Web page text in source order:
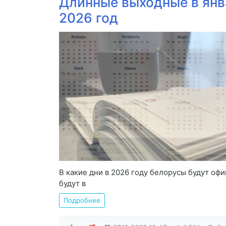
2026 год
В какие дни в 2026 году белорусы будут
будут в
Подробнее